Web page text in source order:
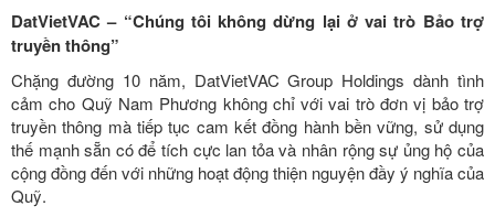
DatVietVAC – “Chúng tôi không dừng lại ở vai trò Bảo trợ
truyền thông”
Chặng đường 10 năm, DatVietVAC Group Holdings dành tình
cảm cho Quỹ Nam Phương không chỉ với vai trò đơn vị bảo trợ
truyền thông mà tiếp tục cam kết đồng hành bền vững, sử dụng
thế mạnh sẵn có để tích cực lan tỏa và nhân rộng sự ủng hộ của
cộng đồng đến với những hoạt động thiện nguyện đầy ý nghĩa của
Quỹ.